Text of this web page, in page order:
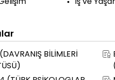
İş ve
BİLİMLERİ